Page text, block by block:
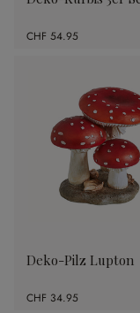
CHF 54.95
Deko-Pilz Lupton
CHF 34.95